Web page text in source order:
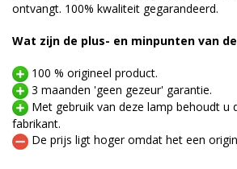
ontvangt. 100% kwaliteit gegarandeerd.
Wat zijn de plus- en minpunten van
100 % origineel product.
3 maanden 'geen gezeur' garantie.
Met gebruik van deze lamp behoudt u
fabrikant.
De prijs ligt hoger omdat het een